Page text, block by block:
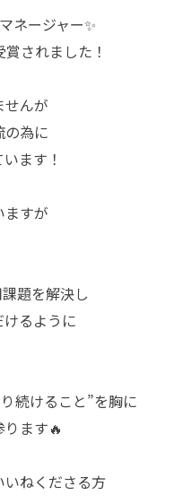
ネージャー✨
されました！
せんが
の為に
ます！
ますが
題を解決し
るように
続けること”を胸に
ます🔥
ねくださる方